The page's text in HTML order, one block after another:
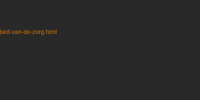
van-de-zorg.html